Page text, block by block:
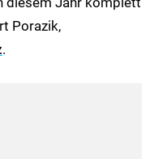
Porazik,
.